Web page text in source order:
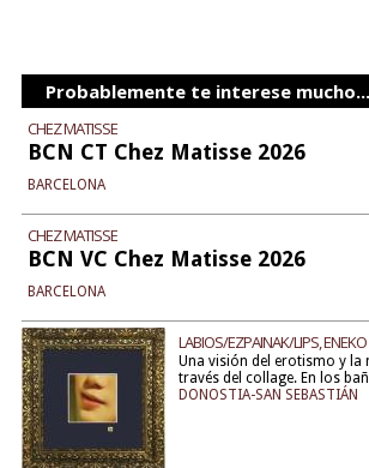
Probablemente te interese mucho...
CHEZ MATISSE
BCN CT Chez Matisse 2026
BARCELONA
CHEZ MATISSE
BCN VC Chez Matisse 2026
BARCELONA
LABIOS/EZPAINAK/LIPS, ENEKO
Una visión del erotismo y la
través del collage. En los
DONOSTIA-SAN SEBASTIÁN